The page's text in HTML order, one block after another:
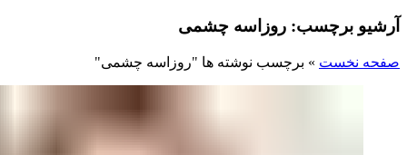
آرشیو برچسب: روزاسه چشمی
صفحه نخست » برچسب نوشته ها "روزاسه چشمی"